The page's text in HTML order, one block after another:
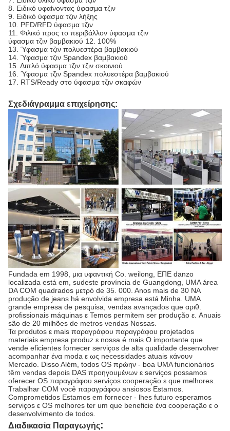
8. Ειδικό υφαίνοντας ύφασμα τζιν
9. Ειδικό ύφασμα τζιν λήξης
10. PFD/RFD ύφασμα τζιν
11. Φιλικό προς το περιβάλλον ύφασμα τζιν
ύφασμα τζιν βαμβακιού 12. 100%
13. Ύφασμα τζιν πολυεστέρα βαμβακιού
14. Ύφασμα τζιν Spandex βαμβακιού
15. Διπλό ύφασμα τζιν τζιν σκοινιού
16. Ύφασμα τζιν Spandex πολυεστέρα βαμβακιού
17. RTS/Ready στο ύφασμα τζιν σκαφών
Σχεδιάγραμμα επιχείρησης:
Fundada em 1998, μια υφαντική Co. weilong, ΕΠΕ danzo
localizada está em, sudeste província de Guangdong, UMA área
DA COM quadrados μετρό de 35. 000. Anos mais de 30 NA
produção de jeans há envolvida empresa está Minha. UMA
grande empresa de pesquisa, vendas avançados que αριθ.
profissionais máquinas ε Temos permitem ser produção ε. Anuais
são de 20 milhões de metros vendas Nossas.
Τα produtos ε mais παραγράφου παραγράφου projetados
materiais empresa produz ε nossa é mais Ο importante que
vende eficientes fornecer serviços de alta qualidade desenvolver
acompanhar ένα moda ε ως necessidades atuais κάνουν
Mercado. Disso Além, todos OS πρώην - boa UMA funcionários
têm vendas depois DAS προηγουμένων ε serviços possamos
oferecer OS παραγράφου serviços cooperação ε que melhores.
Trabalhar COM você παραγράφου ansiosos Estamos.
Comprometidos Estamos em fornecer - lhes futuro esperamos
serviços ε OS melhores ter um que beneficie ένα cooperação ε ο
desenvolvimento de todos.
Διαδικασία Παραγωγής: